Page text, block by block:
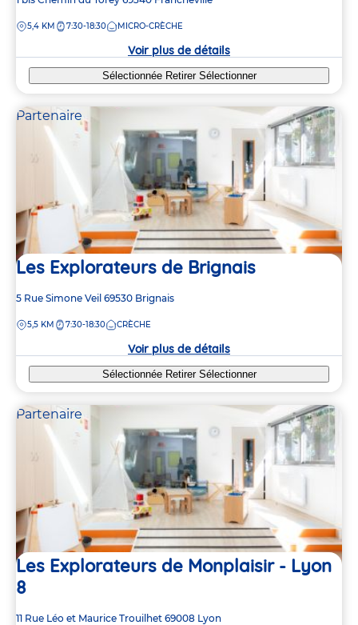
la
DISTANCE
5,4 KM 7:30-18:30 MICRO-CRÈCHE
Voir plus de détails
Sélectionnée Retirer Sélectionner
Partenaire
Les Explorateurs de Brignais
Adresse
la
5 Rue Simone Veil 69530 Brignais
DISTANCE
5,5 KM 7:30-18:30 CRÈCHE
Voir plus de détails
Sélectionnée Retirer Sélectionner
Partenaire
Les Explorateurs de Monplaisir - Lyon
8
Adresse
11 Rue Léo et Maurice Trouilhet 69008 Lyon